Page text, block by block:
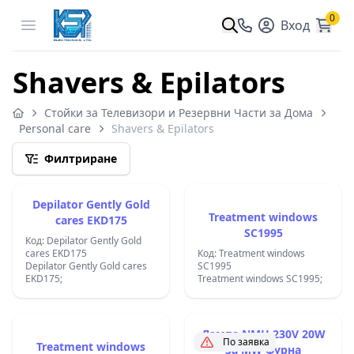
Open menu Вход 0
Shavers & Epilators
Стойки за Телевизори и Резервни Части за Дома
Personal care
Shavers & Epilators
Филтриране
Depilator Gently Gold
cares EKD175
Код: Depilator Gently Gold
cares EKD175
Depilator Gently Gold cares
EKD175;
Treatment windows
SC1995
Код: Treatment windows
SC1995
Treatment windows SC1995;
Treatment windows
По заявка
Лампа NMH 230V 20W
за MW фурна